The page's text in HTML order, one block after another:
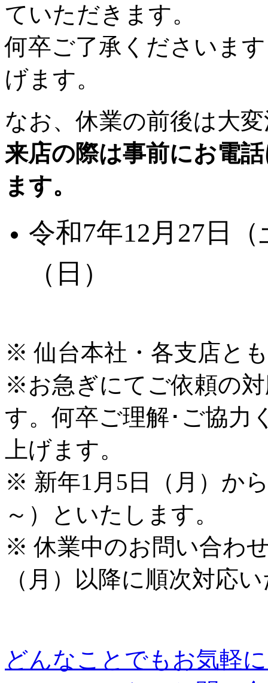
ていただきます。
何卒ご了承くださいま
げます。
なお、休業の前後は大
来店の際は事前にお電
ます。
令和7年12月27日
（日）
※ 仙台本社・各支店と
※お急ぎにてご依頼の
す。何卒ご理解･ご協力
上げます。
※ 新年1月5日（月）か
～）といたします。
※ 休業中のお問い合わ
（月）以降に順次対応
どんなことでもお気軽